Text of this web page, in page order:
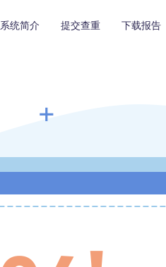
系统简介 提交查重 下载报告